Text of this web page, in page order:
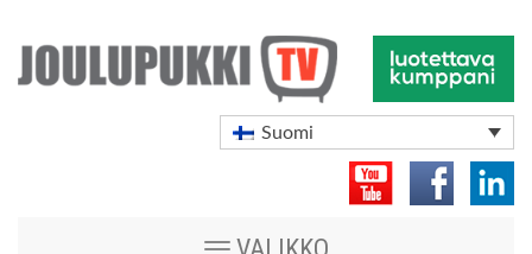
Suomi
Vaihda